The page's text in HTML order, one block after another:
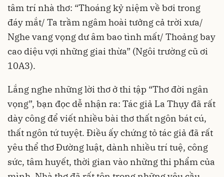
tâm trí nhà thơ: “Thoáng kỷ niệm về bơi trong
đáy mắt/ Ta trầm ngâm hoài tưởng cả trời xưa/
Nghe vang vọng dư âm bao tình mất/ Thoảng bay
cao diệu vợi những giai thừa” (Ngôi trường cũ ơi
10A3).
Lắng nghe những lời thơ ở thi tập “Thơ đời ngân
vọng”, bạn đọc dễ nhận ra: Tác giả La Thụy đã rất
dày công để viết nhiều bài thơ thất ngôn bát cú,
thất ngôn tứ tuyệt. Điều ấy chứng tỏ tác giả đã rất
yêu thể thơ Đường luật, dành nhiều trí tuệ, công
sức, tâm huyết, thời gian vào những thi phẩm của